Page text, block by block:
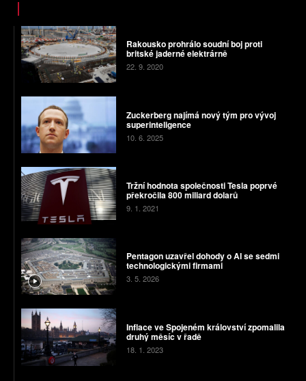
Rakousko prohrálo soudní boj proti
britské jaderné elektrárně
22. 9. 2020
Zuckerberg najímá nový tým pro vývoj
superinteligence
10. 6. 2025
Tržní hodnota společnosti Tesla poprvé
překročila 800 miliard dolarů
9. 1. 2021
Pentagon uzavřel dohody o AI se sedmi
technologickými firmami
3. 5. 2026
Inflace ve Spojeném království zpomalila
druhý měsíc v řadě
18. 1. 2023